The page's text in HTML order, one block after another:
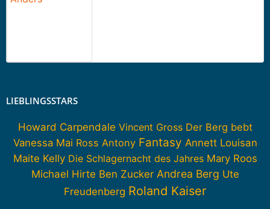
LIEBLINGSSTARS
Howard Carpendale Vincent Gross Der Berg bebt
Vanessa Mai Ross Antony Fantasy Annett Louisan
Maite Kelly Die Schlagernacht des Jahres Mary Roos
Michael Hirte Ben Zucker Andrea Berg Ute
Freudenberg Roland Kaiser